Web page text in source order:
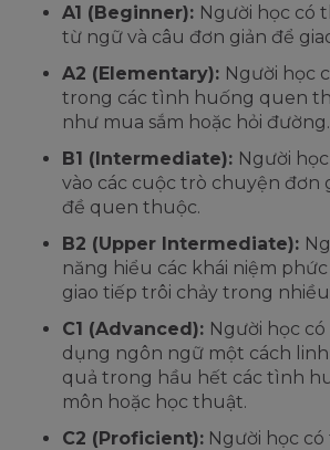
A1 (Beginner): Người học có
từ ngữ và câu đơn giản để
A2 (Elementary): Người học
trong các tình huống quen
như mua sắm hoặc hỏi đường.
B1 (Intermediate): Người
vào các cuộc trò chuyện đơn
đề quen thuộc.
B2 (Upper Intermediate):
năng hiểu các khái niệm
giao tiếp trôi chảy trong
C1 (Advanced): Người học
dụng ngôn ngữ một cách
quả trong hầu hết các tình
môn hoặc học thuật.
C2 (Proficient): Người học